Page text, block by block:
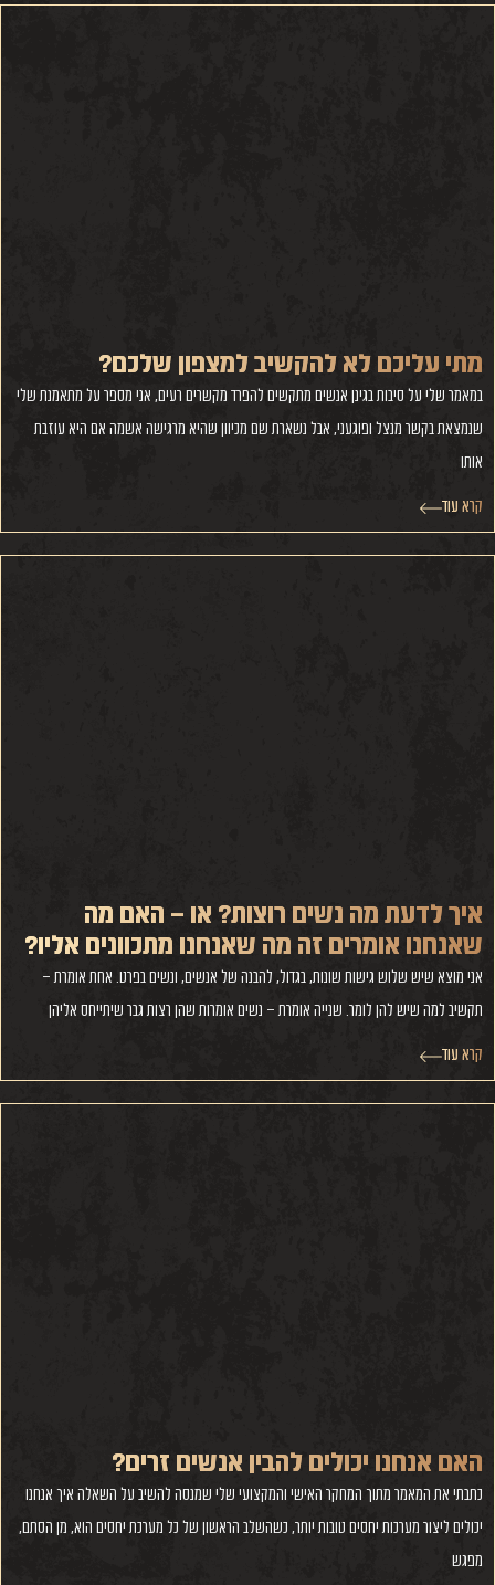
מתי עליכם לא להקשיב למצפון שלכם?
במאמר שלי על סיבות בגינן אנשים מתקשים להפרד מקשרים רעים, אני מספר על מתאמנת שלי
שנמצאת בקשר מנצל ופוגעני, אבל נשארת שם מכיוון שהיא מרגישה אשמה אם היא עוזבת
אותו
קרא עוד
איך לדעת מה נשים רוצות? או – האם מה
שאנחנו אומרים זה מה שאנחנו מתכוונים אליו?
אני מוצא שיש שלוש גישות שונות, בגדול, להבנה של אנשים, ונשים בפרט. אחת אומרת –
תקשיב למה שיש להן לומר. שנייה אומרת – נשים אומרות שהן רצות גבר שיתייחס אליהן
קרא עוד
האם אנחנו יכולים להבין אנשים זרים?
כתבתי את המאמר מתוך המחקר האישי והמקצועי שלי שמנסה להשיב על השאלה איך אנחנו
יכולים ליצור מערכות יחסים טובות יותר, כשהשלב הראשון של כל מערכת יחסים הוא, מן הסתם,
מפגש